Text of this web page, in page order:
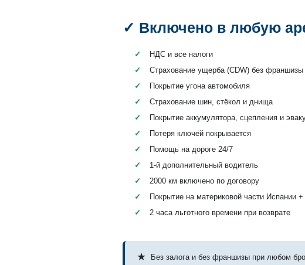
✓ Включено в любую
✓
НДС и все налоги
✓
Страхование ущерба (CDW) без франшизы
✓
Покрытие угона автомобиля
✓
Страхование шин, стёкол и днища
✓
Покрытие аккумулятора, сцепления и
✓
Потеря ключей покрывается
✓
Помощь на дороге 24/7
✓
1-й дополнительный водитель
✓
2000 км включено по договору
✓
Покрытие на материковой части Испании
✓
2 часа льготного времени при возврате
★
Без залога и без франшизы при любом